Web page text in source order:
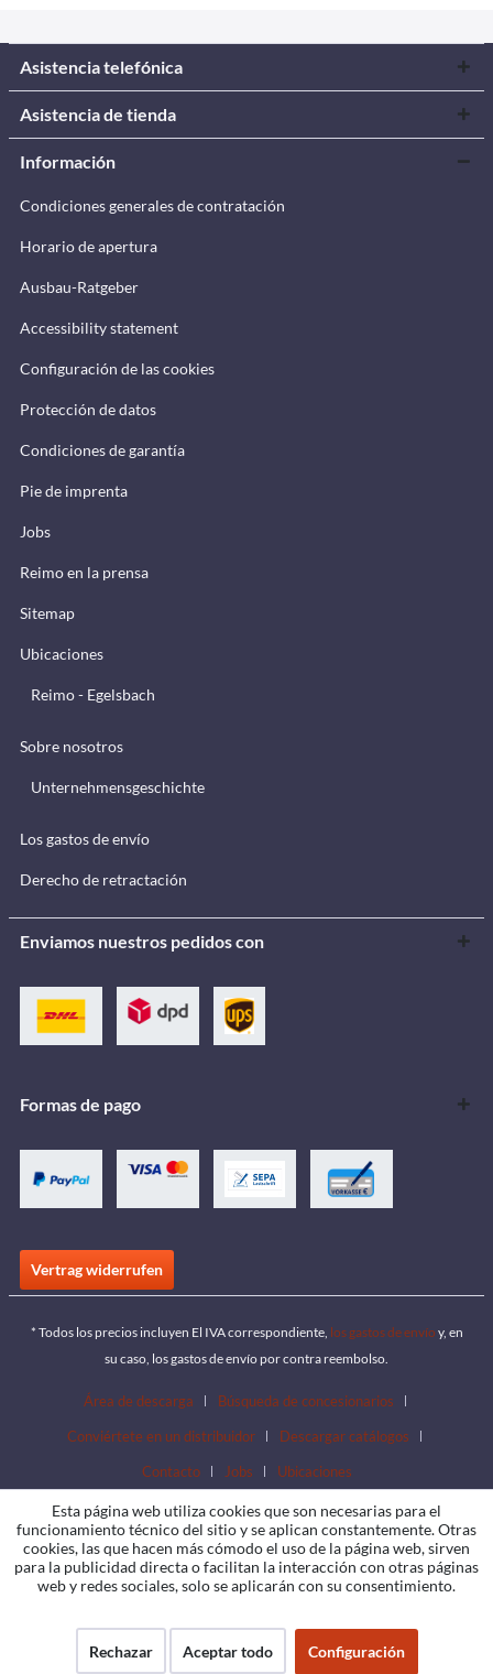
Asistencia telefónica
Asistencia de tienda
Información
Condiciones generales de contratación
Horario de apertura
Ausbau-Ratgeber
Accessibility statement
Configuración de las cookies
Protección de datos
Condiciones de garantía
Pie de imprenta
Jobs
Reimo en la prensa
Sitemap
Ubicaciones
Reimo - Egelsbach
Sobre nosotros
Unternehmensgeschichte
Los gastos de envío
Derecho de retractación
Enviamos nuestros pedidos con
Formas de pago
Vertrag widerrufen
* Todos los precios incluyen El IVA correspondiente, los gastos de envío y, en
su caso, los gastos de envío por contra reembolso.
Área de descarga
Búsqueda de concesionarios
Conviértete en un distribuidor
Descargar catálogos
Contacto
Jobs Ubicaciones
Esta página web utiliza cookies que son necesarias para el
funcionamiento técnico del sitio y se aplican constantemente. Otras
cookies, las que hacen más cómodo el uso de la página web, sirven
para la publicidad directa o facilitan la interacción con otras páginas
web y redes sociales, solo se aplicarán con su consentimiento.
Rechazar Aceptar todo Configuración